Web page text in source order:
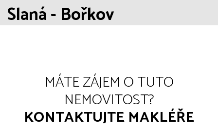
Slaná - Bořkov
MÁTE ZÁJEM O TUTO
NEMOVITOST?
KONTAKTUJTE MAKLÉŘE